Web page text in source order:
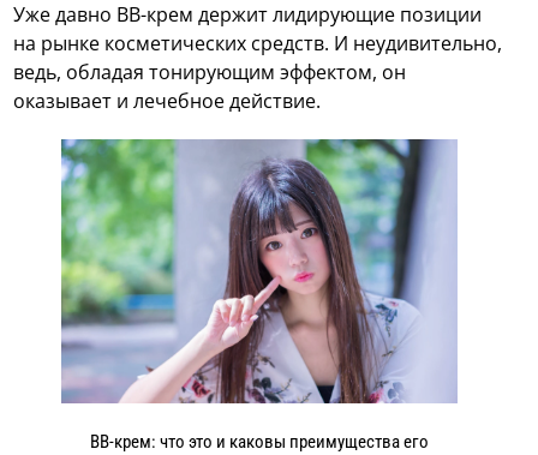
Уже давно ВВ-крем держит лидирующие позиции
на рынке косметических средств. И неудивительно,
ведь, обладая тонирующим эффектом, он
оказывает и лечебное действие.
ВВ-крем: что это и каковы преимущества его